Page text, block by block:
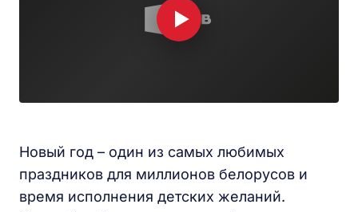
Новый год – один из самых любимых
праздников для миллионов белорусов и
время исполнения детских желаний.